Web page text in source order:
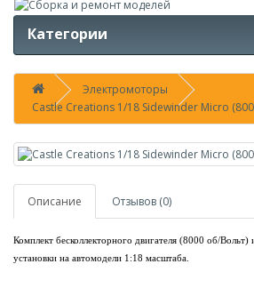
Категории
Электромоторы
Castle Creations 1/18 Sidewinder Micro
Описание Отзывов (0)
Комплект бесколлекторного двигателя (8000 об/Вольт)
установки на автомодели 1:18 масштаба.